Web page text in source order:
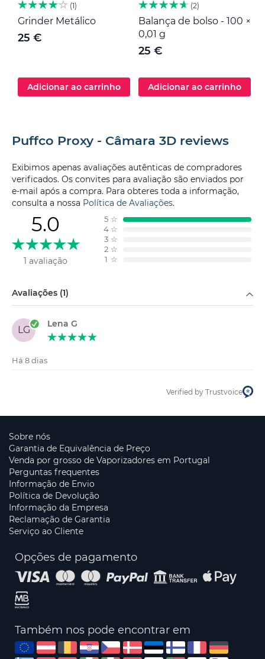
1
Grinder Metálico
25 €
Adicionar ao carrinho
2
Balança de bolso - 100 ×
0,01 g
25 €
Adicionar ao carrinho
Puffco Proxy - Câmara 3D reviews
Exibimos apenas avaliações autênticas de compradores
verificados. Os convites para avaliação são enviados por
e-mail após a compra. Para obteres toda a informação,
consulta a nossa Política de Avaliações.
5.0
1 avaliação
5 ☆
4 ☆
3 ☆
2 ☆
1 ☆
Avaliações (1)
LG
Lena G
Há 8 dias
Verified by Trustvoice
Sobre nós
Garantia de Equivalência de Preço
Venda por grosso de Vaporizadores em Portugal
Perguntas frequentes
Informação de Envio
Política de Devolução
Informação da Empresa
Reclamação de Garantia
Serviço ao Cliente
Opções de pagamento
Também nos pode encontrar em